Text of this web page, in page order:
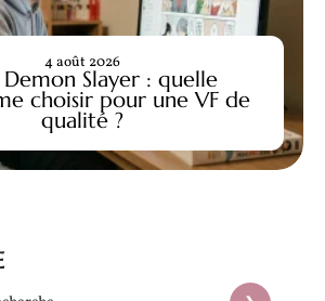
Demon Slayer : quelle
choisir pour une VF de
qualité ?
4 août 2026